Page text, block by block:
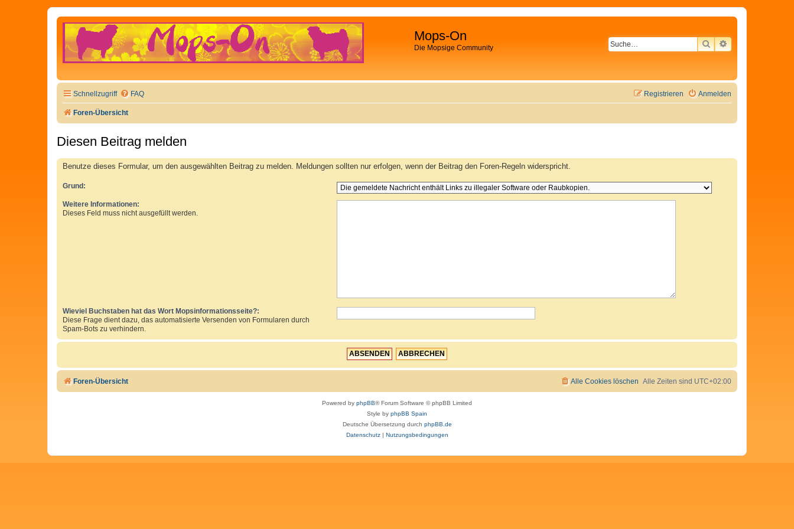
Mops-On
Die Mopsige Community SUCHEERWEITERTE
Schnellzugriff FAQ Anmelden
Registrieren
Foren-Übersicht
Diesen Beitrag melden
Benutze dieses Formular, um den ausgewählten Beitrag zu melden. Meldungen sollten nur erfolgen, wenn der Beitrag den Foren-Regeln widerspricht.
Grund:
Weitere Informationen:
Dieses Feld muss nicht ausgefüllt werden.
Wieviel Buchstaben hat das Wort Mopsinformationsseite?:
Diese Frage dient dazu, das automatisierte Versenden von Formularen durch
Spam-Bots zu verhindern.
Foren-Übersicht Alle Zeiten sind UTC+02:00
Alle Cookies löschen
Powered by phpBB® Forum Software © phpBB Limited
Style by phpBB Spain
Deutsche Übersetzung durch phpBB.de
Datenschutz| Nutzungsbedingungen